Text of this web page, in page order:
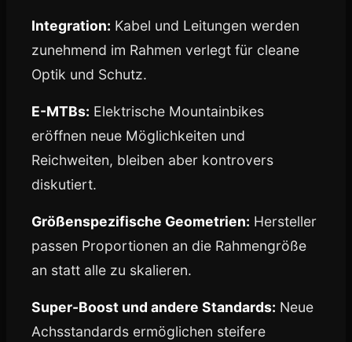
Integration: Kabel und Leitungen werden
zunehmend im Rahmen verlegt für cleane
Optik und Schutz.
E-MTBs: Elektrische Mountainbikes
eröffnen neue Möglichkeiten und
Reichweiten, bleiben aber kontrovers
diskutiert.
Größenspezifische Geometrien: Hersteller
passen Proportionen an die Rahmengröße
an statt alle zu skalieren.
Super-Boost und andere Standards: Neue
Achsstandards ermöglichen steifere